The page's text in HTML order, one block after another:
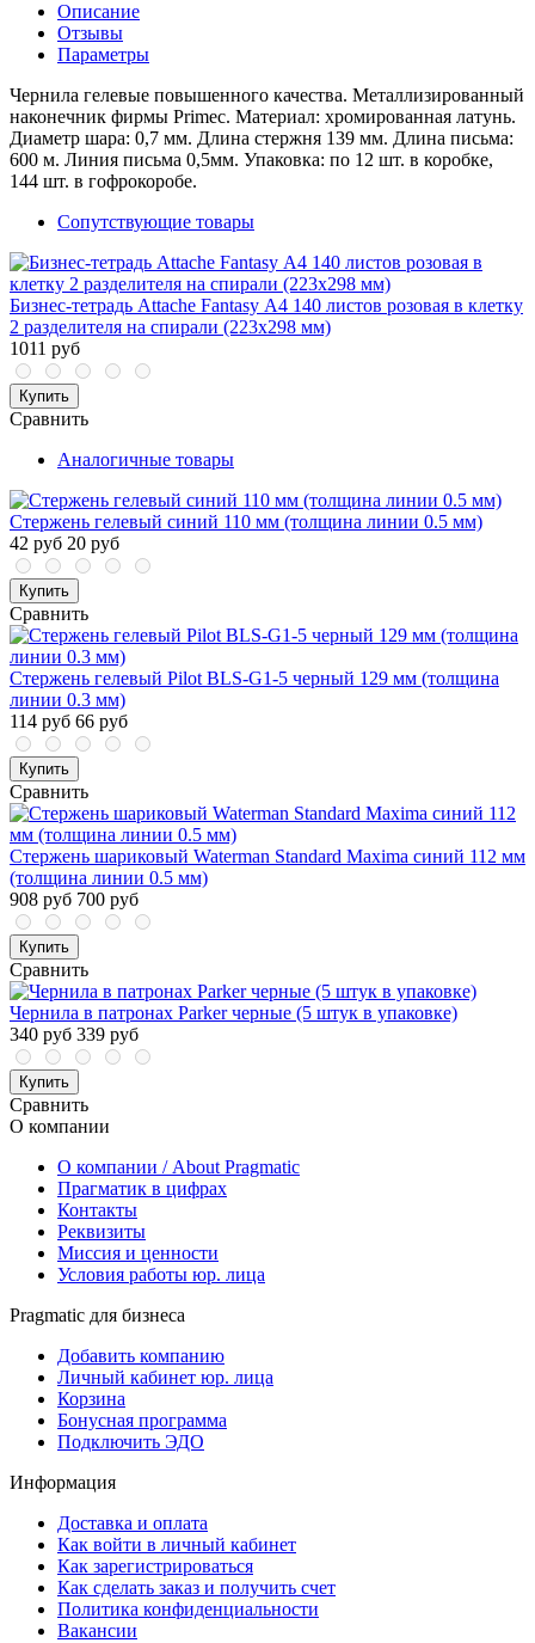
Описание
Отзывы
Параметры
Чернила гелевые повышенного качества. Металлизированный
наконечник фирмы Primec. Материал: хромированная латунь.
Диаметр шара: 0,7 мм. Длина стержня 139 мм. Длина письма:
600 м. Линия письма 0,5мм. Упаковка: по 12 шт. в коробке,
144 шт. в гофрокоробе.
Сопутствующие товары
Бизнес-тетрадь Attache Fantasy А4 140 листов розовая в клетку
2 разделителя на спирали (223х298 мм)
1011 руб
Купить
Сравнить
Аналогичные товары
Стержень гелевый синий 110 мм (толщина линии 0.5 мм)
42 руб 20 руб
Купить
Сравнить
Стержень гелевый Pilot BLS-G1-5 черный 129 мм (толщина
линии 0.3 мм)
114 руб 66 руб
Купить
Сравнить
Стержень шариковый Waterman Standard Maxima синий 112 мм
(толщина линии 0.5 мм)
908 руб 700 руб
Купить
Сравнить
Чернила в патронах Parker черные (5 штук в упаковке)
340 руб 339 руб
Купить
Сравнить
О компании
О компании / About Pragmatic
Прагматик в цифрах
Контакты
Реквизиты
Миссия и ценности
Условия работы юр. лица
Pragmatic для бизнеса
Добавить компанию
Личный кабинет юр. лица
Корзина
Бонусная программа
Подключить ЭДО
Информация
Доставка и оплата
Как войти в личный кабинет
Как зарегистрироваться
Как сделать заказ и получить счет
Политика конфиденциальности
Вакансии